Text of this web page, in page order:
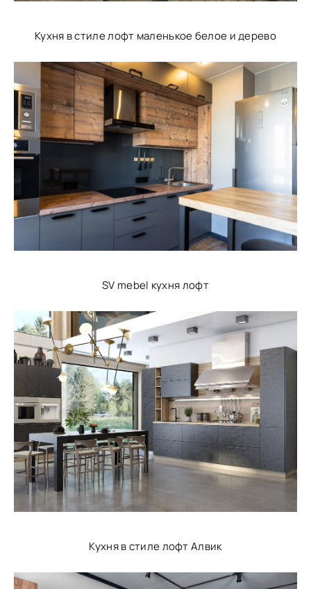
Кухня в стиле лофт маленькое белое и дерево
SV mebel кухня лофт
Кухня в стиле лофт Алвик